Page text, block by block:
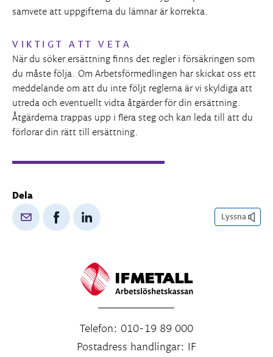
samvete att uppgifterna du lämnar är korrekta.
VIKTIGT ATT VETA
När du söker ersättning finns det regler i försäkringen som
du måste följa. Om Arbetsförmedlingen har skickat oss ett
meddelande om att du inte följt reglerna är vi skyldiga att
utreda och eventuellt vidta åtgärder för din ersättning.
Åtgärderna trappas upp i flera steg och kan leda till att du
förlorar din rätt till ersättning.
Dela
Lyssna
Telefon: 010-19 89 000
Postadress handlingar: IF